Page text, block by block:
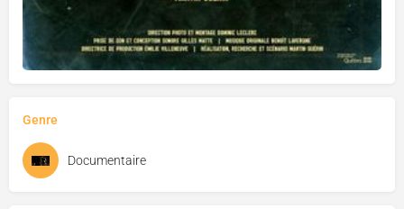
Genre
Documentaire